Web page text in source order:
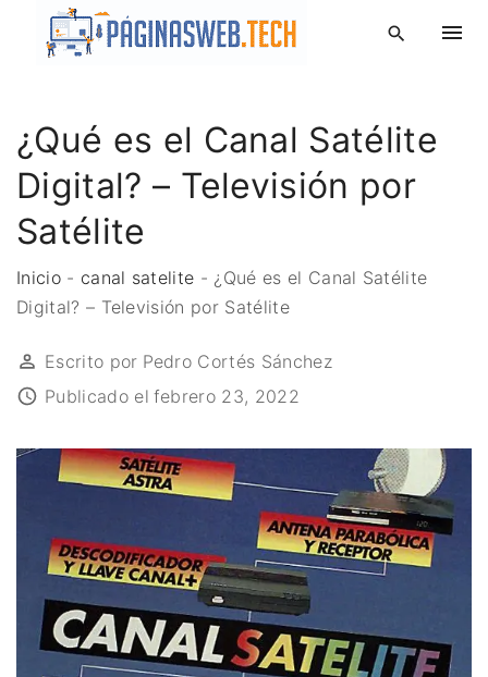
¿Qué es el Canal Satélite
Digital? – Televisión por
Satélite
Inicio- canal satelite - ¿Qué es el Canal Satélite
Digital? – Televisión por Satélite
Escrito por Pedro Cortés Sánchez
Publicado el febrero 23, 2022